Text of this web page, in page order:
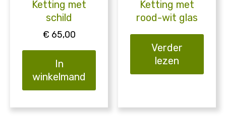
Ketting met
schild
€ 65,00
In
winkelmand
Ketting met
rood-wit glas
Verder
lezen